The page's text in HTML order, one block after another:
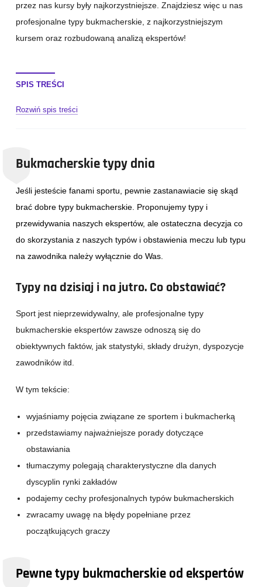
przez nas kursy były najkorzystniejsze. Znajdziesz więc u nas
profesjonalne typy bukmacherskie, z najkorzystniejszym
kursem oraz rozbudowaną analizą ekspertów!
SPIS TREŚCI
Rozwiń spis treści
Bukmacherskie typy dnia
Jeśli jesteście fanami sportu, pewnie zastanawiacie się skąd
brać dobre typy bukmacherskie. Proponujemy typy i
przewidywania naszych ekspertów, ale ostateczna decyzja co
do skorzystania z naszych typów i obstawienia meczu lub typu
na zawodnika należy wyłącznie do Was.
Typy na dzisiaj i na jutro. Co obstawiać?
Sport jest nieprzewidywalny, ale profesjonalne typy
bukmacherskie ekspertów zawsze odnoszą się do
obiektywnych faktów, jak statystyki, składy drużyn, dyspozycje
zawodników itd.
W tym tekście:
wyjaśniamy pojęcia związane ze sportem i bukmacherką
przedstawiamy najważniejsze porady dotyczące
obstawiania
tłumaczymy polegają charakterystyczne dla danych
dyscyplin rynki zakładów
podajemy cechy profesjonalnych typów bukmacherskich
zwracamy uwagę na błędy popełniane przez
początkujących graczy
Pewne typy bukmacherskie od ekspertów